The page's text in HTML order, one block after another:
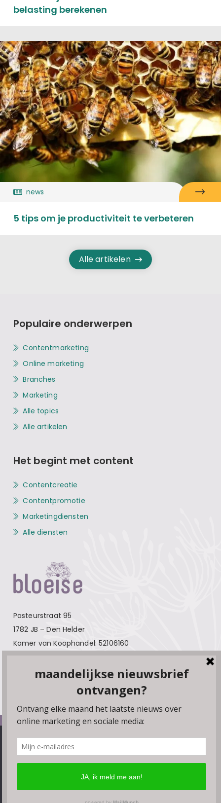
belasting berekenen
news
5 tips om je productiviteit te verbeteren
Alle artikelen
Pasteurstraat 95
1782 JB – Den Helder
Kamer van Koophandel: 52106160
Over Bloeise
Populaire onderwerpen
Contentmarketing
Online marketing
Branches
Marketing
Alle topics
Alle artikelen
Het begint met content
Contentcreatie
Contentpromotie
Marketingdiensten
Alle diensten
Privacyverklaring
Disclaimer
We gebruiken cookies, plugins en pixels om ervoor te zorgen
dat onze website soepel draait. Als je doorgaat met het
gebruiken van de website, gaan we er vanuit dat je hiermee
cookies te accepteren.